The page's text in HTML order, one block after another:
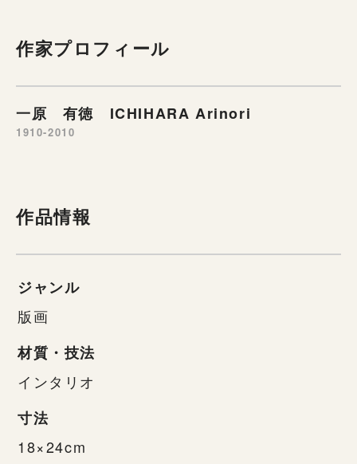
作家プロフィール
一原 有徳 ICHIHARA Arinori
1910-2010
作品情報
ジャンル
版画
材質・技法
インタリオ
寸法
18×24cm